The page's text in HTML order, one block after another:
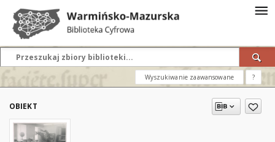
Wyszukiwanie zaawansowane ?
OBIEKT